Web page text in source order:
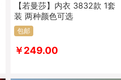
【若曼莎】内衣 3832款 1套
装 两种颜色可选
包邮
￥249.00